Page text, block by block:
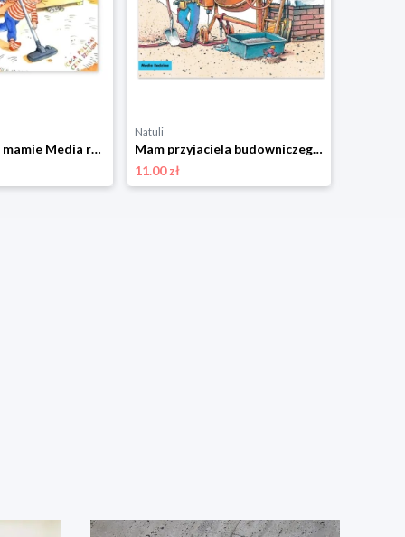
Zuzia pomaga mamie Media rodzina
Natuli
Mam przyjaciela budowniczego. Mądra Mysz Media rodzina
11.00 zł